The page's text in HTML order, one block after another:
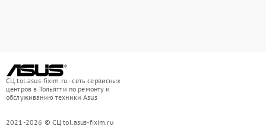
СЦ tol.asus-fixim.ru - сеть сервисных
центров в Тольятти по ремонту и
обслуживанию техники Asus
2021-2026 © СЦ tol.asus-fixim.ru